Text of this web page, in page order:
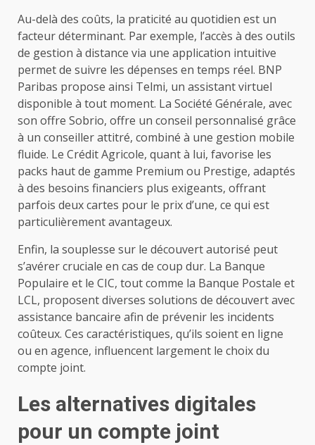
Au-delà des coûts, la praticité au quotidien est un
facteur déterminant. Par exemple, l’accès à des outils
de gestion à distance via une application intuitive
permet de suivre les dépenses en temps réel. BNP
Paribas propose ainsi Telmi, un assistant virtuel
disponible à tout moment. La Société Générale, avec
son offre Sobrio, offre un conseil personnalisé grâce
à un conseiller attitré, combiné à une gestion mobile
fluide. Le Crédit Agricole, quant à lui, favorise les
packs haut de gamme Premium ou Prestige, adaptés
à des besoins financiers plus exigeants, offrant
parfois deux cartes pour le prix d’une, ce qui est
particulièrement avantageux.
Enfin, la souplesse sur le découvert autorisé peut
s’avérer cruciale en cas de coup dur. La Banque
Populaire et le CIC, tout comme la Banque Postale et
LCL, proposent diverses solutions de découvert avec
assistance bancaire afin de prévenir les incidents
coûteux. Ces caractéristiques, qu’ils soient en ligne
ou en agence, influencent largement le choix du
compte joint.
Les alternatives digitales
pour un compte joint